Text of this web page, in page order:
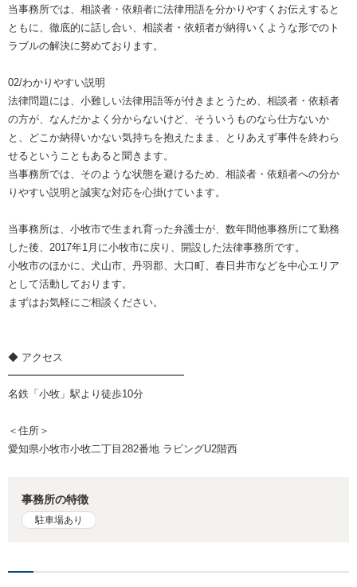
当事務所では、相談者・依頼者に法律用語を分かりやすくお伝えすると
ともに、徹底的に話し合い、相談者・依頼者が納得いくような形でのト
ラブルの解決に努めております。
02/わかりやすい説明
法律問題には、小難しい法律用語等が付きまとうため、相談者・依頼者
の方が、なんだかよく分からないけど、そういうものなら仕方ないか
と、どこか納得いかない気持ちを抱えたまま、とりあえず事件を終わら
せるということもあると聞きます。
当事務所では、そのような状態を避けるため、相談者・依頼者への分か
りやすい説明と誠実な対応を心掛けています。
当事務所は、小牧市で生まれ育った弁護士が、数年間他事務所にて勤務
した後、2017年1月に小牧市に戻り、開設した法律事務所です。
小牧市のほかに、犬山市、丹羽郡、大口町、春日井市などを中心エリア
として活動しております。
まずはお気軽にご相談ください。
◆ アクセス
━━━━━━━━━━━━━━━━━
名鉄「小牧」駅より徒歩10分
＜住所＞
愛知県小牧市小牧二丁目282番地 ラビングU2階西
事務所の特徴
駐車場あり